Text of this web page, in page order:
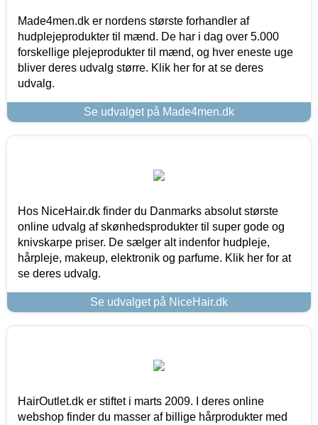
Made4men.dk er nordens største forhandler af
hudplejeprodukter til mænd. De har i dag over 5.000
forskellige plejeprodukter til mænd, og hver eneste uge
bliver deres udvalg større. Klik her for at se deres
udvalg.
Se udvalget på Made4men.dk
Hos NiceHair.dk finder du Danmarks absolut største
online udvalg af skønhedsprodukter til super gode og
knivskarpe priser. De sælger alt indenfor hudpleje,
hårpleje, makeup, elektronik og parfume. Klik her for at
se deres udvalg.
Se udvalget på NiceHair.dk
HairOutlet.dk er stiftet i marts 2009. I deres online
webshop finder du masser af billige hårprodukter med